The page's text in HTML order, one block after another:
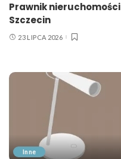
Prawnik nieruchomości
Szczecin
23 LIPCA 2026
Inne